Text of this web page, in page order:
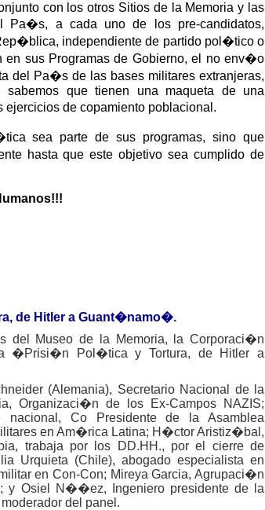
con los otros Sitios de la Memoria y las
Pa�s, a cada uno de los pre-candidatos,
independiente de partido pol�tico o
en sus Programas de Gobierno, el no env�o
del Pa�s de las bases militares extranjeras,
que tienen una maqueta de una
de copamiento poblacional.
sea parte de sus programas, sino que
hasta que este objetivo sea cumplido de
de Hitler a Guant�namo�.
del Museo de la Memoria, la Corporaci�n
�Prisi�n Pol�tica y Tortura, de Hitler a
(Alemania), Secretario Nacional de la
Organizaci�n de los Ex-Campos NAZIS;
nacional, Co Presidente de la Asamblea
en Am�rica Latina; H�ctor Aristiz�bal,
trabaja por los DD.HH., por el cierre de
Urquieta (Chile), abogado especialista en
en Con-Con; Mireya Garcia, Agrupaci�n
y Osiel N��ez, Ingeniero presidente de la
del panel.